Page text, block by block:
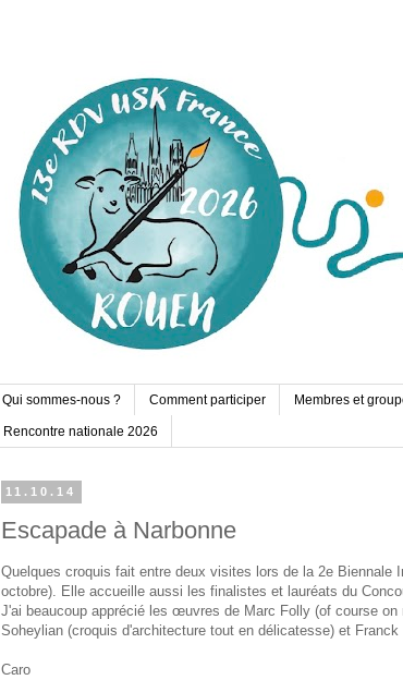
Qui sommes-nous ? Comment participer Membres et
Rencontre nationale 2026
11.10.14
Escapade à Narbonne
Quelques croquis fait entre deux visites lors de la 2e Biennale
octobre). Elle accueille aussi les finalistes et lauréats du
J'ai beaucoup apprécié les œuvres de Marc Folly (of course
Soheylian (croquis d'architecture tout en délicatesse) et
Caro